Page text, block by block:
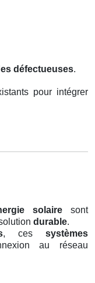
défectueuses.
pour intégrer
solaire sont
durable.
, cessystèmes
au réseau